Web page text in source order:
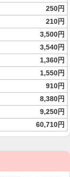
250円
210円
3,500円
3,540円
1,360円
1,550円
910円
8,380円
9,250円
60,710円